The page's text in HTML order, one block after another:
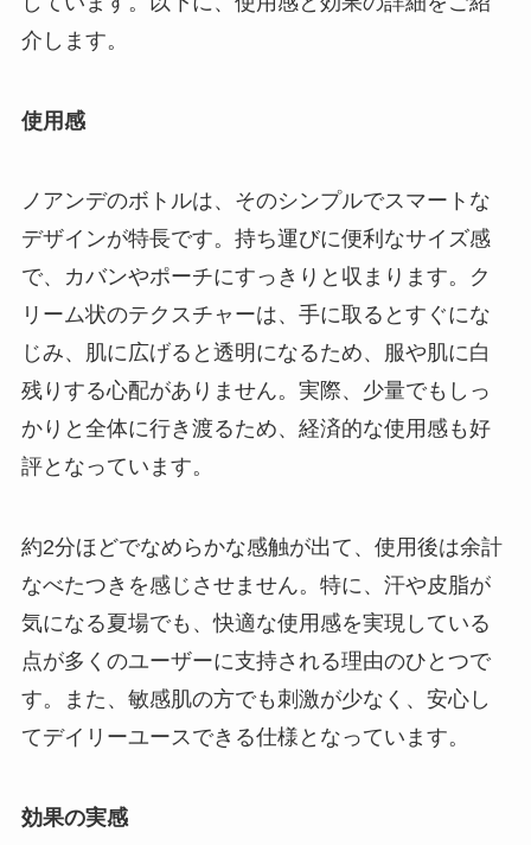
介します。
使用感
ノアンデのボトルは、そのシンプルでスマートな
デザインが特長です。持ち運びに便利なサイズ感
で、カバンやポーチにすっきりと収まります。ク
リーム状のテクスチャーは、手に取るとすぐにな
じみ、肌に広げると透明になるため、服や肌に白
残りする心配がありません。実際、少量でもしっ
かりと全体に行き渡るため、経済的な使用感も好
評となっています。
約2分ほどでなめらかな感触が出て、使用後は余計
なべたつきを感じさせません。特に、汗や皮脂が
気になる夏場でも、快適な使用感を実現している
点が多くのユーザーに支持される理由のひとつで
す。また、敏感肌の方でも刺激が少なく、安心し
てデイリーユースできる仕様となっています。
効果の実感